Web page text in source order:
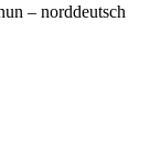
– norddeutsch